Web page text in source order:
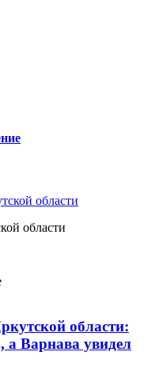
области
области:
а Варнава увидел